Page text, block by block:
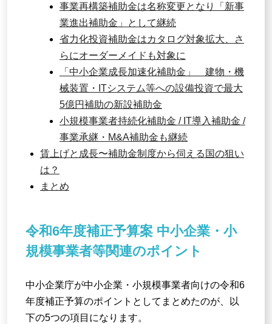
事業再構築補助金は名称変更となり「新事
業進出補助金」として継続
省力化投資補助金はカタログ対象拡大、さ
らにオーダーメイドも対象に
「中小企業成長加速化補助金」 建物・機
械装置・ITシステム等への設備投資で最大
5億円補助の新設補助金
小規模事業者持続化補助金 / IT導入補助金 /
事業承継・M&A補助金も継続
賃上げと成長〜補助金制度から伺える国の狙い
は？
まとめ
令和6年度補正予算案 中小企業・小
規模事業者等関連のポイント
中小企業庁が中小企業・小規模事業者向けの令和6
年度補正予算のポイントとしてまとめたのが、以
下の5つの項目になります。